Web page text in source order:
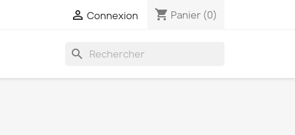
 Connexion shopping_cart Panier (0)
search